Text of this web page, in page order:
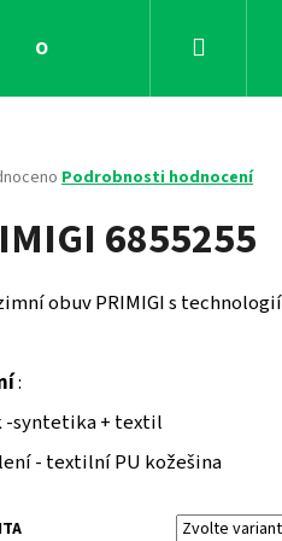
Obchodní podmínky
Podrobnosti hodnocení
6855255
obuv PRIMIGI s technologií
:
-syntetika + textil
- textilní PU kožešina